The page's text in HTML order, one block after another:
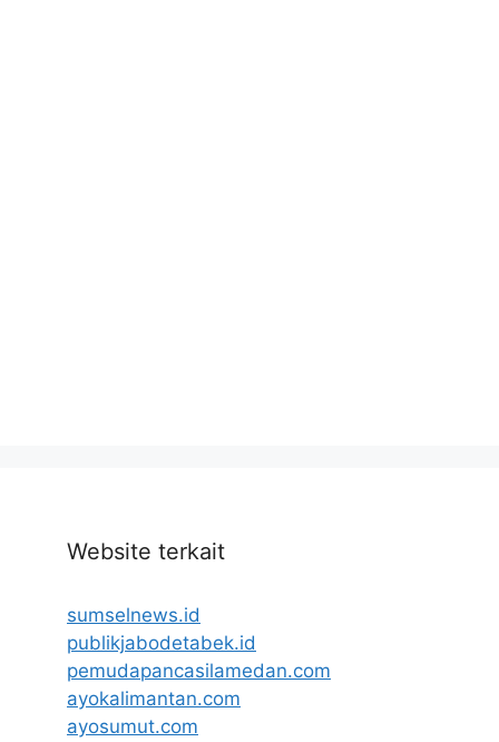
Website terkait
sumselnews.id
publikjabodetabek.id
pemudapancasilamedan.com
ayokalimantan.com
ayosumut.com